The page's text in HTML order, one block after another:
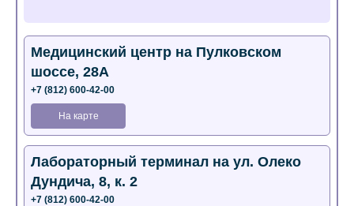
Медицинский центр на Пулковском
шоссе, 28А
+7 (812) 600-42-00
На карте
Лабораторный терминал на ул. Олеко
Дундича, 8, к. 2
+7 (812) 600-42-00